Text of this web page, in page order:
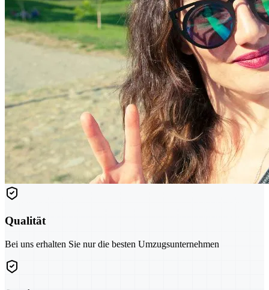
Qualität
Bei uns erhalten Sie nur die besten Umzugsunternehmen